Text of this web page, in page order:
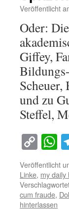
Veröffentlicht
Oder:
Giffey,
und zu
Steffel,
Link
Veröffentlicht
Linke, my daily
cum fraude,
hinterlassen